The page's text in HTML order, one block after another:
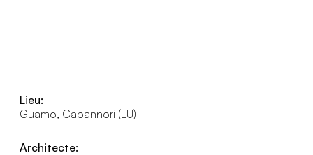
Lieu:
Guamo, Capannori (LU)
Architecte: